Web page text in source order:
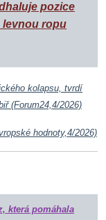
pozice
levnou ropu
kolapsu, tvrdí
(Forum24,4/2026)
hodnoty,4/2026)
která pomáhala